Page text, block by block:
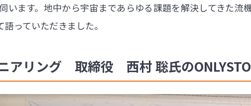
います。地中から宇宙まであらゆる課題を解決してきた流
っていただきました。
アリング 取締役 西村 聡氏の